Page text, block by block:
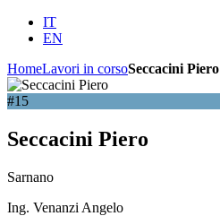
IT
EN
HomeLavori in corsoSeccacini Piero
#15
Seccacini Piero
Sarnano
Ing. Venanzi Angelo